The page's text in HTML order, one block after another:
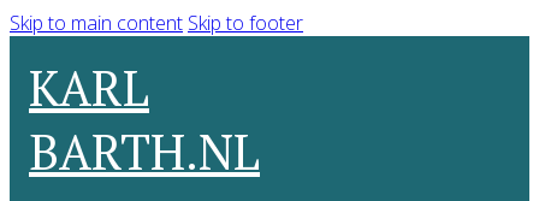
Skip to main content Skip to footer
KARL
BARTH.NL